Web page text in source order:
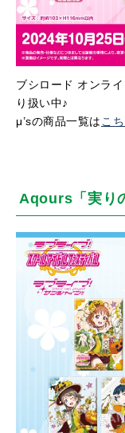
ブシロード オンラ
り扱い中♪
μ’sの商品一覧は こ
Aqours「実り